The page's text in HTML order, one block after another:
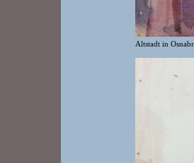
Altstadt in